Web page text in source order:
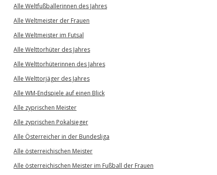
Alle Weltfußballerinnen des Jahres
Alle Weltmeister der Frauen
Alle Weltmeister im Futsal
Alle Welttorhüter des Jahres
Alle Welttorhüterinnen des Jahres
Alle Welttorjäger des Jahres
Alle WM-Endspiele auf einen Blick
Alle zyprischen Meister
Alle zyprischen Pokalsieger
Alle Österreicher in der Bundesliga
Alle österreichischen Meister
Alle österreichischen Meister im Fußball der Frauen